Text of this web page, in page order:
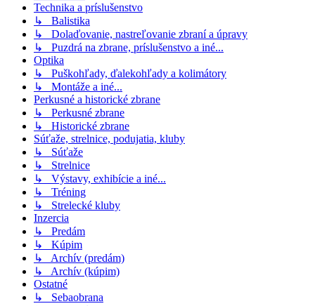
Technika a príslušenstvo
↳ Balistika
↳ Dolaďovanie, nastreľovanie zbraní a úpravy
↳ Puzdrá na zbrane, príslušenstvo a iné...
Optika
↳ Puškohľady, ďalekohľady a kolimátory
↳ Montáže a iné...
Perkusné a historické zbrane
↳ Perkusné zbrane
↳ Historické zbrane
Súťaže, strelnice, podujatia, kluby
↳ Súťaže
↳ Strelnice
↳ Výstavy, exhibície a iné...
↳ Tréning
↳ Strelecké kluby
Inzercia
↳ Predám
↳ Kúpim
↳ Archív (predám)
↳ Archív (kúpim)
Ostatné
↳ Sebaobrana